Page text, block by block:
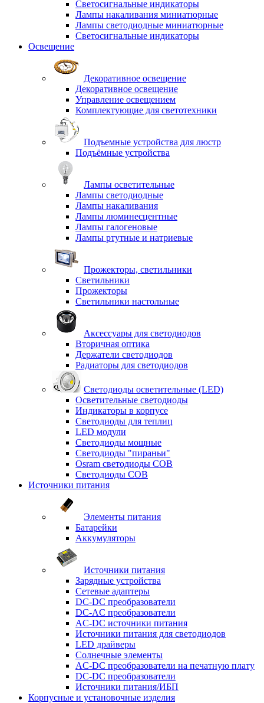
Светосигнальные индикаторы
Лампы накаливания миниатюрные
Лампы светодиодные миниатюрные
Светосигнальные индикаторы
Освещение
Декоративное освещение
Декоративное освещение
Управление освещением
Комплектующие для светотехники
Подъемные устройства для люстр
Подъёмные устройства
Лампы осветительные
Лампы светодиодные
Лампы накаливания
Лампы люминесцентные
Лампы галогеновые
Лампы ртутные и натриевые
Прожекторы, светильники
Светильники
Прожекторы
Светильники настольные
Аксессуары для светодиодов
Вторичная оптика
Держатели светодиодов
Радиаторы для светодиодов
Светодиоды осветительные (LED)
Осветительные светодиоды
Индикаторы в корпусе
Светодиоды для теплиц
LED модули
Светодиоды мощные
Светодиоды "пираньи"
Osram светодиоды COB
Светодиоды COB
Источники питания
Элементы питания
Батарейки
Аккумуляторы
Источники питания
Зарядные устройства
Сетевые адаптеры
DC-DC преобразователи
DC-AC преобразователи
AC-DC источники питания
Источники питания для светодиодов
LED драйверы
Солнечные элементы
AC-DC преобразователи на печатную плату
DC-DC преобразователи
Источники питания/ИБП
Корпусные и установочные изделия